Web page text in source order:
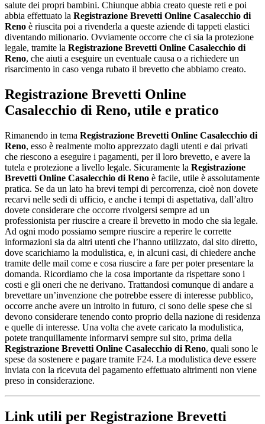
salute dei propri bambini. Chiunque abbia creato queste reti e poi
abbia effettuato la Registrazione Brevetti Online Casalecchio di
Reno è riuscita poi a rivenderla a queste aziende di tappeti elastici
diventando milionario. Ovviamente occorre che ci sia la protezione
legale, tramite la Registrazione Brevetti Online Casalecchio di
Reno, che aiuti a eseguire un eventuale causa o a richiedere un
risarcimento in caso venga rubato il brevetto che abbiamo creato.
Registrazione Brevetti Online
Casalecchio di Reno, utile e pratico
Rimanendo in tema Registrazione Brevetti Online Casalecchio di
Reno, esso è realmente molto apprezzato dagli utenti e dai privati
che riescono a eseguire i pagamenti, per il loro brevetto, e avere la
tutela e protezione a livello legale. Sicuramente la Registrazione
Brevetti Online Casalecchio di Reno è facile, utile è assolutamente
pratica. Se da un lato ha brevi tempi di percorrenza, cioè non dovete
recarvi nelle sedi di ufficio, e anche i tempi di aspettativa, dall’altro
dovete considerare che occorre rivolgersi sempre ad un
professionista per riuscire a creare il brevetto in modo che sia legale.
Ad ogni modo possiamo sempre riuscire a reperire le corrette
informazioni sia da altri utenti che l’hanno utilizzato, dal sito diretto,
dove scarichiamo la modulistica, e, in alcuni casi, di chiedere anche
tramite delle mail come e cosa riuscire a fare per poter presentare la
domanda. Ricordiamo che la cosa importante da rispettare sono i
costi e gli oneri che ne derivano. Trattandosi comunque di andare a
brevettare un’invenzione che potrebbe essere di interesse pubblico,
occorre anche avere un introito in futuro, ci sono delle spese che si
devono considerare tenendo conto proprio della nazione di residenza
e quelle di interesse. Una volta che avete caricato la modulistica,
potete tranquillamente informarvi sempre sul sito, prima della
Registrazione Brevetti Online Casalecchio di Reno, quali sono le
spese da sostenere e pagare tramite F24. La modulistica deve essere
inviata con la ricevuta del pagamento effettuato altrimenti non viene
preso in considerazione.
Link utili per Registrazione Brevetti